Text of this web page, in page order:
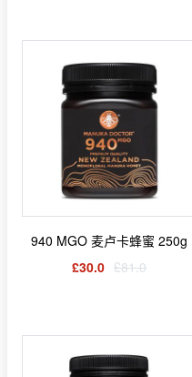
940 MGO 麦卢卡蜂蜜 250g
£30.0 £81.0